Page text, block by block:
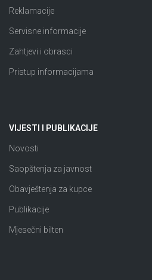
Reklamacije
Servisne informacije
Zahtjevi i obrasci
Pristup informacijama
VIJESTI I PUBLIKACIJE
Novosti
Saopštenja za javnost
Obavještenja za kupce
Publikacije
Mjesečni bilten